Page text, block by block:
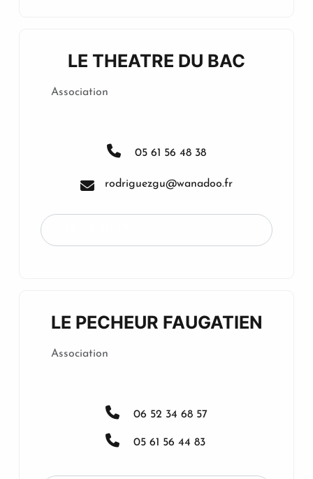
LE THEATRE DU BAC
Association
05 61 56 48 38
rodriguezgu@wanadoo.fr
LE PECHEUR FAUGATIEN
Association
06 52 34 68 57
05 61 56 44 83